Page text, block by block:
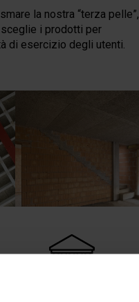
la nostra “terza pelle”,
i prodotti per
di esercizio degli utenti.